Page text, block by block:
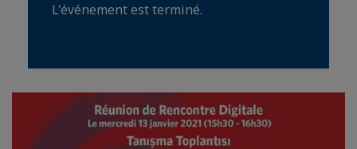
L'événement est terminé.